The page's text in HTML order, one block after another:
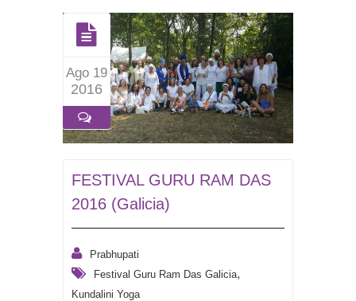
Ago 19
2016
FESTIVAL GURU RAM DAS
2016 (Galicia)
Prabhupati
Festival Guru Ram Das Galicia,
Kundalini Yoga